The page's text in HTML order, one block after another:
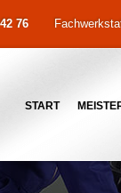
76
START